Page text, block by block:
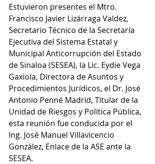
Estuvieron presentes el Mtro.
Francisco Javier Lizárraga Valdez,
Secretario Técnico de la Secretaría
Ejecutiva del Sistema Estatal y
Municipal Anticorrupción del Estado
de Sinaloa (SESEA), la Lic. Eydie Vega
Gaxiola, Directora de Asuntos y
Procedimientos Jurídicos, el Dr. José
Antonio Penné Madrid, Titular de la
Unidad de Riesgos y Política Pública,
esta reunión fue conducida por el
lng. José Manuel Villavicencio
González, Enlace de la ASE ante la
SESEA.